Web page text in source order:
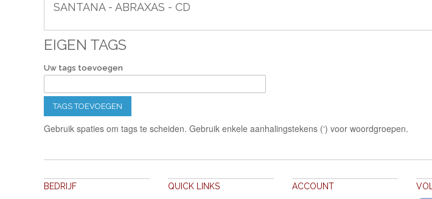
SANTANA - ABRAXAS - CD
EIGEN TAGS
Uw tags toevoegen
TAGS TOEVOEGEN
Gebruik spaties om tags te scheiden. Gebruik enkele aanhalingstekens (‘) voor woordgroepen.
BEDRIJF QUICK LINKS ACCOUNT